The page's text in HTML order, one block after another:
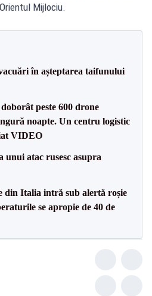
Mijlociu.
în așteptarea taifunului
peste 600 drone
noapte. Un centru logistic
VIDEO
atac rusesc asupra
din Italia intră sub alertă roșie
se apropie de 40 de